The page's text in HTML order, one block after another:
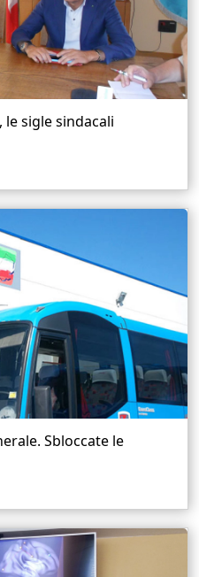
sigle sindacali
Sbloccate le